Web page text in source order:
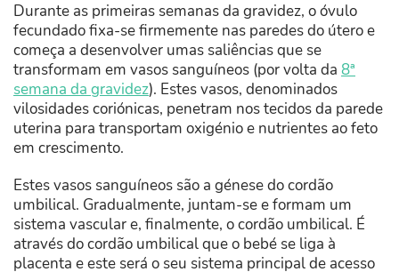
Durante as primeiras semanas da gravidez, o óvulo
fecundado fixa-se firmemente nas paredes do útero e
começa a desenvolver umas saliências que se
transformam em vasos sanguíneos (por volta da 8ª
semana da gravidez). Estes vasos, denominados
vilosidades coriónicas, penetram nos tecidos da parede
uterina para transportam oxigénio e nutrientes ao feto
em crescimento.
Estes vasos sanguíneos são a génese do cordão
umbilical. Gradualmente, juntam-se e formam um
sistema vascular e, finalmente, o cordão umbilical. É
através do cordão umbilical que o bebé se liga à
placenta e este será o seu sistema principal de acesso